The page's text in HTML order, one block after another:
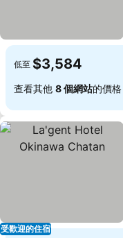
低至 $3,584
查看其他 8 個網站的價格
受歡迎的住宿